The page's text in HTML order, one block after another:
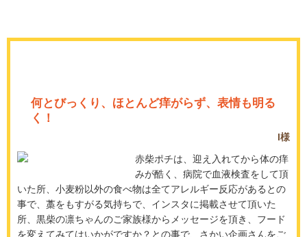
何とびっくり、ほとんど痒がらず、表情も明る
く！
I様
赤柴ポチは、迎え入れてから体の痒
みが酷く、病院で血液検査をして頂
いた所、小麦粉以外の食べ物は全てアレルギー反応があるとの
事で、藁をもすがる気持ちで、インスタに掲載させて頂いた
所、黒柴の凛ちゃんのご家族様からメッセージを頂き、フード
を変えてみてはいかがですか？との事で、さかい企画さんをご